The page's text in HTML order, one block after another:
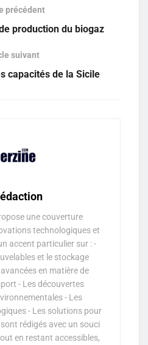
précédent
production du biogaz
suivant
capacités de la Sicile
une couverture
technologiques et
accent particulier sur : -
et le stockage
en matière de
- Les découvertes
- Les
- Les solutions pour
rédigés avec un souci
en restant accessibles,